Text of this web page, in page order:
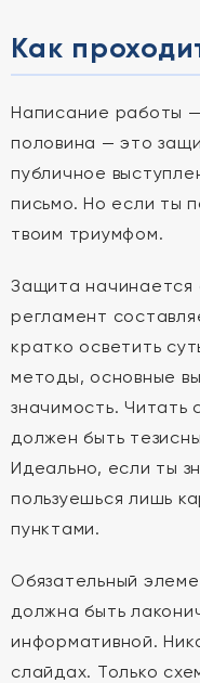
Как
Написание работы
половина — это
публичное
письмо. Но если ты
твоим триумфом.
Защита начинается
регламент
кратко осветить
методы, основные
значимость. Читать
должен быть
Идеально, если ты
пользуешься лишь
пунктами.
Обязательный
должна быть
информативной.
слайдах. Только